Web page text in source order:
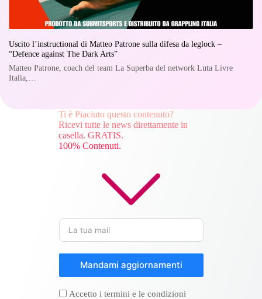
Uscito l’instructional di Matteo Patrone sulla difesa da leglock –
“Defence against The Dark Arts”
Matteo Patrone, coach del team La Superba del network Luta Livre
Italia,…
Ti è Piaciuto questo contenuto?
Ricevi tutte le news direttamente in
casella. GRATIS.
100% Contenuti.
Mandami aggiornamenti
Accetto i termini e le condizioni